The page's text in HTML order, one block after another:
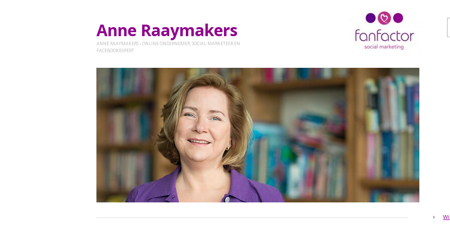
Anne Raaymakers
ANNE RAAYMAKERS - ONLINE ONDERNEMER, SOCIAL MARKETEER EN
FACEBOOKEXPERT